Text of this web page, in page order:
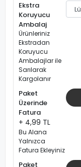
Ekstra
Koruyucu
Ambalaj
Ürünleriniz
Ekstradan
Koruyucu
Ambalajlar ile
Sarılarak
Kargolanır
Paket
Üzerinde
Fatura
+ 4,99 TL
Bu Alana
Yalnızca
Fatura Ekleyiniz
Paket